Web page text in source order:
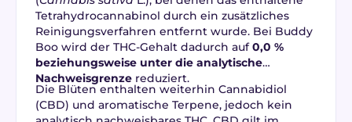
Tetrahydrocannabinol durch ein zusätzliches
Reinigungsverfahren entfernt wurde. Bei Buddy
Boo wird der THC-Gehalt dadurch auf0,0 %
beziehungsweise unter die analytische
Nachweisgrenze reduziert.
Die Blüten enthalten weiterhin Cannabidiol
(CBD) und aromatische Terpene, jedoch kein